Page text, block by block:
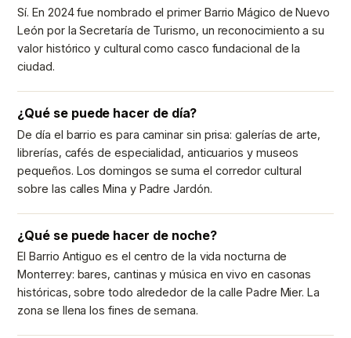
Sí. En 2024 fue nombrado el primer Barrio Mágico de Nuevo
León por la Secretaría de Turismo, un reconocimiento a su
valor histórico y cultural como casco fundacional de la
ciudad.
¿Qué se puede hacer de día?
De día el barrio es para caminar sin prisa: galerías de arte,
librerías, cafés de especialidad, anticuarios y museos
pequeños. Los domingos se suma el corredor cultural
sobre las calles Mina y Padre Jardón.
¿Qué se puede hacer de noche?
El Barrio Antiguo es el centro de la vida nocturna de
Monterrey: bares, cantinas y música en vivo en casonas
históricas, sobre todo alrededor de la calle Padre Mier. La
zona se llena los fines de semana.